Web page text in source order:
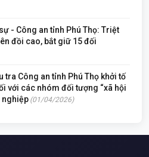
- Công an tỉnh Phú Thọ: Triệt
đồi cao, bắt giữ 15 đối
tra Công an tỉnh Phú Thọ khởi tố
với các nhóm đối tượng “xã hội
nghiệp (01/04/2026)